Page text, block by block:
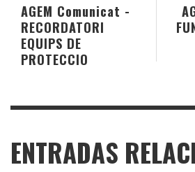
AGEM Comunicat -
RECORDATORI
EQUIPS DE
PROTECCIO
ENTRADAS